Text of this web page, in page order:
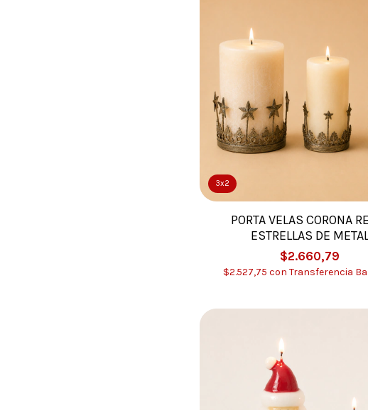
3x2
PORTA VELAS CORONA
ESTRELLAS DE
$2.660,79
$2.527,75 con Transferencia